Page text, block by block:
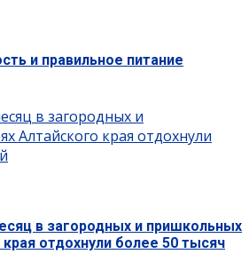
и правильное питание
в загородных и
Алтайского края отдохнули
в загородных и пришкольных
отдохнули более 50 тысяч